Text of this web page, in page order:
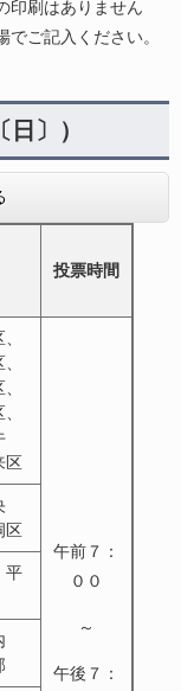
印刷はありません
ご記入ください。
〕）
投票時間
区
午前７：
００
～
午後７：
区
平